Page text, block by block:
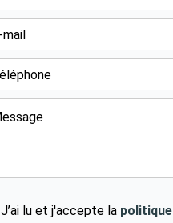
J’ai lu et j'accepte la politique